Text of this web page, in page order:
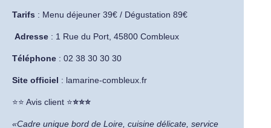
Tarifs : Menu déjeuner 39€ / Dégustation 89€
Adresse : 1 Rue du Port, 45800 Combleux
Téléphone : 02 38 30 30 30
Site officiel : lamarine-combleux.fr
​⭐⭐ Avis client ⭐⭐⭐⭐
«Cadre unique bord de Loire, cuisine délicate, service